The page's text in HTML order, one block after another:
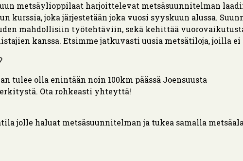
metsäylioppilaat harjoittelevat metsäsuunnitelman
kurssia, joka järjestetään joka vuosi syyskuun alussa.
mahdollisiin työtehtäviin, sekä kehittää
kanssa. Etsimme jatkuvasti uusia metsätiloja, joilla
tulee olla enintään noin 100km päässä Joensuusta
Ota rohkeasti yhteyttä!
jolle haluat metsäsuunnitelman ja tukea samalla